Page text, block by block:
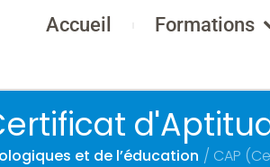
Accueil Formations
et de l’éducation / CAP